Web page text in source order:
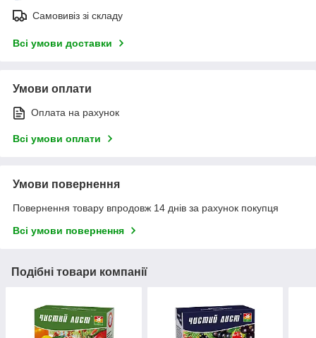
Самовивіз зі складу
Всі умови доставки
Умови оплати
Оплата на рахунок
Всі умови оплати
Умови повернення
Повернення товару впродовж 14 днів за рахунок покупця
Всі умови повернення
Подібні товари компанії